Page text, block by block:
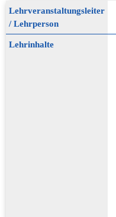
Lehrveranstaltungsleiter
/ Lehrperson
Lehrinhalte